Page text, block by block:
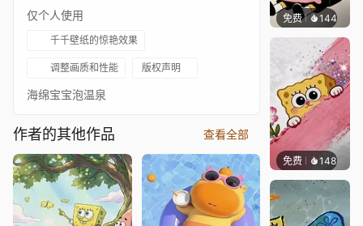
仅个人使用
千千壁纸的惊艳效果
调整画质和性能 版权声明
海绵宝宝泡温泉
作者的其他作品 查看全部
免费 144渔小小
免费 148渔小小